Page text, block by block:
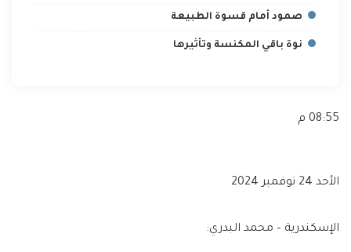
صمود أمام قسوة الطبيعة
نوة باقي المكنسة وتأثيرها
08:55 م
الأحد 24 نوفمبر 2024
الإسكندرية – محمد البدري: